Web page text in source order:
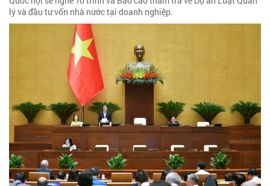
lý và đầu tư vốn nhà nước tại doanh nghiệp.